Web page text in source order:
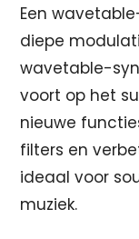
Een
diepe
wavetable-
voort op het
nieuwe
filters en
ideaal voor
muziek.